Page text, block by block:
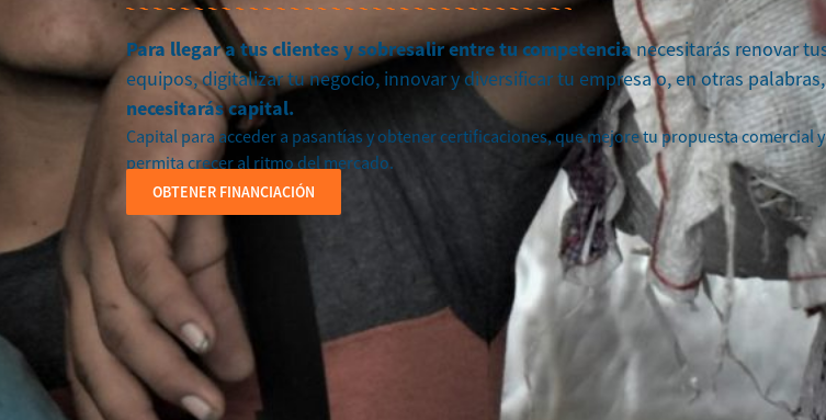
Para llegar a tus clientes y sobresalir entre tu competencianecesitarás renovar
equipos, digitalizar tu negocio, innovar y diversificar tu empresa o, en otras palabras,
necesitarás capital.
Capital para acceder a pasantías y obtener certificaciones, que mejore tu propuesta comercial
permita crecer al ritmo del mercado.
OBTENER FINANCIACIÓN